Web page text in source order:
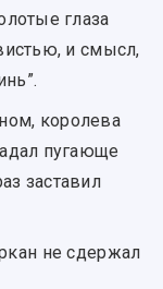
глаза
и смысл,
королева
пугающе
заставил
не сдержал